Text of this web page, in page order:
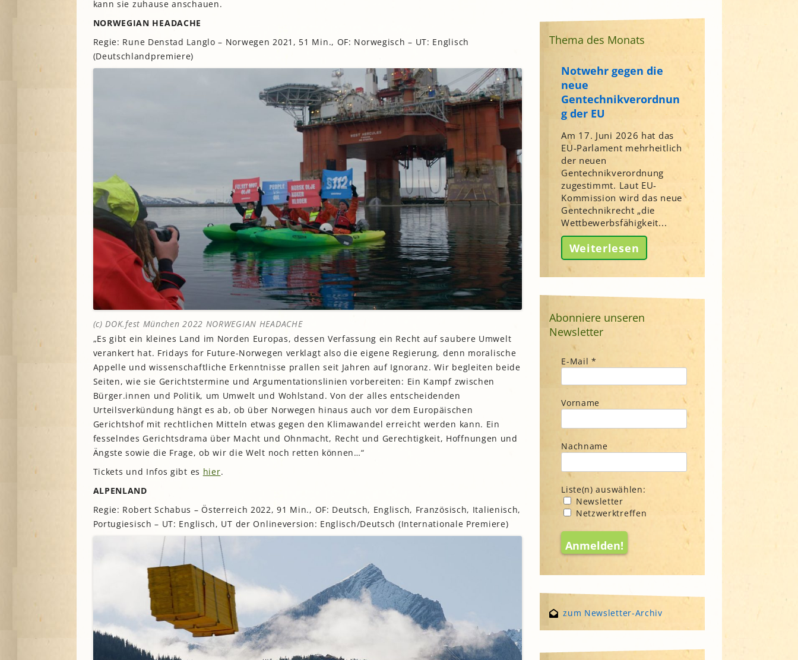
Gartenparzellen für Hobby-
Prälatengarten im Kloster
Umweltgarten Neubiberg
kann sie zuhause anschauen.
NORWEGIAN HEADACHE
Regie: Rune Denstad Langlo – Norwegen 2021, 51 Min., OF: Norwegisch – UT: Englisch
(Deutschlandpremiere)
(c) DOK.fest München 2022 NORWEGIAN HEADACHE
„Es gibt ein kleines Land im Norden Europas, dessen Verfassung ein Recht auf saubere Umwelt
verankert hat. Fridays for Future-Norwegen verklagt also die eigene Regierung, denn moralische
Appelle und wissenschaftliche Erkenntnisse prallen seit Jahren auf Ignoranz. Wir begleiten beide
Seiten, wie sie Gerichtstermine und Argumentationslinien vorbereiten: Ein Kampf zwischen
Bürger.innen und Politik, um Umwelt und Wohlstand. Von der alles entscheidenden
Urteilsverkündung hängt es ab, ob über Norwegen hinaus auch vor dem Europäischen
Gerichtshof mit rechtlichen Mitteln etwas gegen den Klimawandel erreicht werden kann. Ein
fesselndes Gerichtsdrama über Macht und Ohnmacht, Recht und Gerechtigkeit, Hoffnungen und
Ängste sowie die Frage, ob wir die Welt noch retten können…“
Tickets und Infos gibt es hier.
ALPENLAND
Regie: Robert Schabus – Österreich 2022, 91 Min., OF: Deutsch, Englisch, Französisch, Italienisch,
Portugiesisch – UT: Englisch, UT der Onlineversion: Englisch/Deutsch (Internationale Premiere)
Thema des Monats
Notwehr gegen die
neue
Gentechnikverordnun
g der EU
Am 17. Juni 2026 hat das
EU-Parlament mehrheitlich
der neuen
Gentechnikverordnung
zugestimmt. Laut EU-
Kommission wird das neue
Gentechnikrecht „die
Wettbewerbsfähigkeit...
Weiterlesen
Abonniere unseren
Newsletter
E-Mail*
Vorname
Nachname
Liste(n) auswählen:
Newsletter
Netzwerktreffen
zum Newsletter-Archiv